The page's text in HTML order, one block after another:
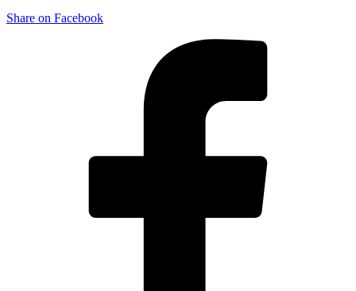
Share on Facebook